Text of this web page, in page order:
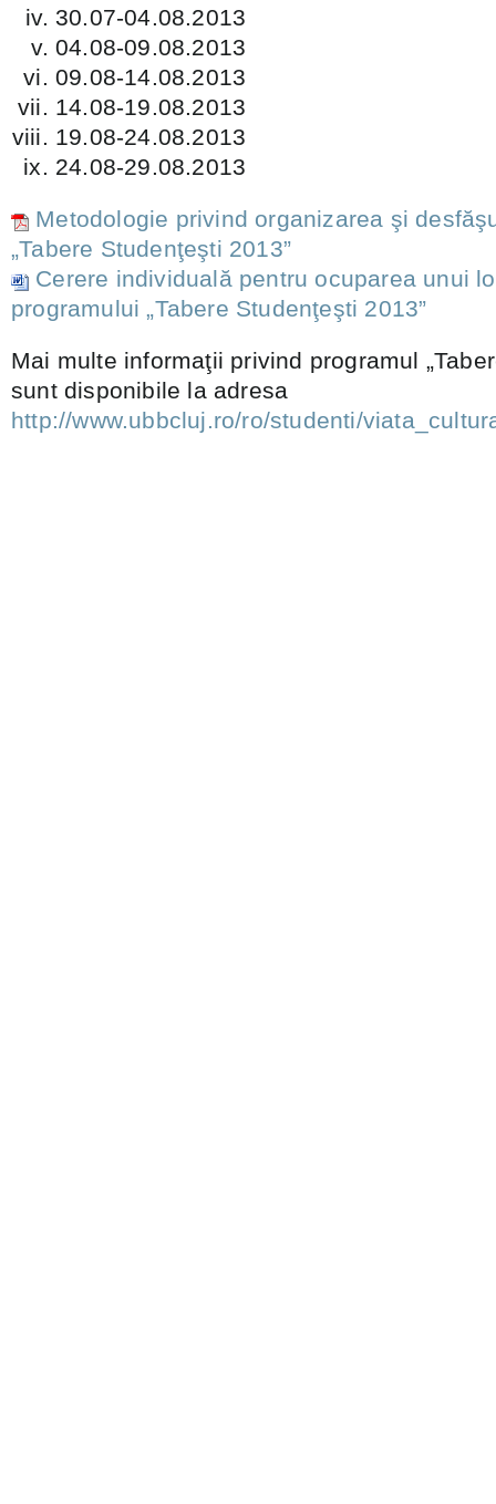
30.07-04.08.2013
04.08-09.08.2013
09.08-14.08.2013
14.08-19.08.2013
19.08-24.08.2013
24.08-29.08.2013
Metodologie privind organizarea şi
„Tabere Studenţeşti 2013”
Cerere individuală pentru ocuparea unui
programului „Tabere Studenţeşti 2013”
Mai multe informaţii privind programul
sunt disponibile la adresa
http://www.ubbcluj.ro/ro/studenti/